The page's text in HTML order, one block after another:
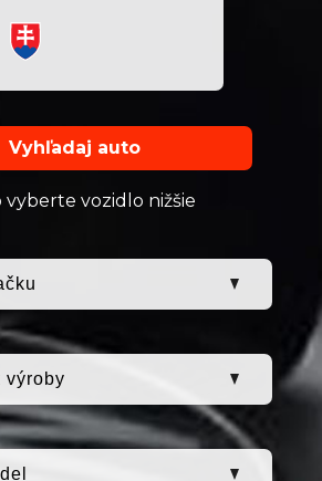
Vyhľadaj auto
vyberte vozidlo nižšie